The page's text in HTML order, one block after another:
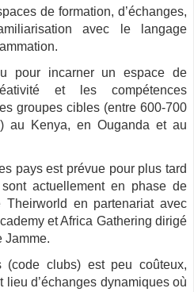
de formation, d’échanges,
avec le langage
pour incarner un espace de
et les compétences
groupes cibles (entre 600-700
au Kenya, en Ouganda et au
pays est prévue pour plus tard
actuellement en phase de
Theirworld en partenariat avec
et Africa Gathering dirigé
Jamme.
clubs) est peu coûteux,
d’échanges dynamiques où